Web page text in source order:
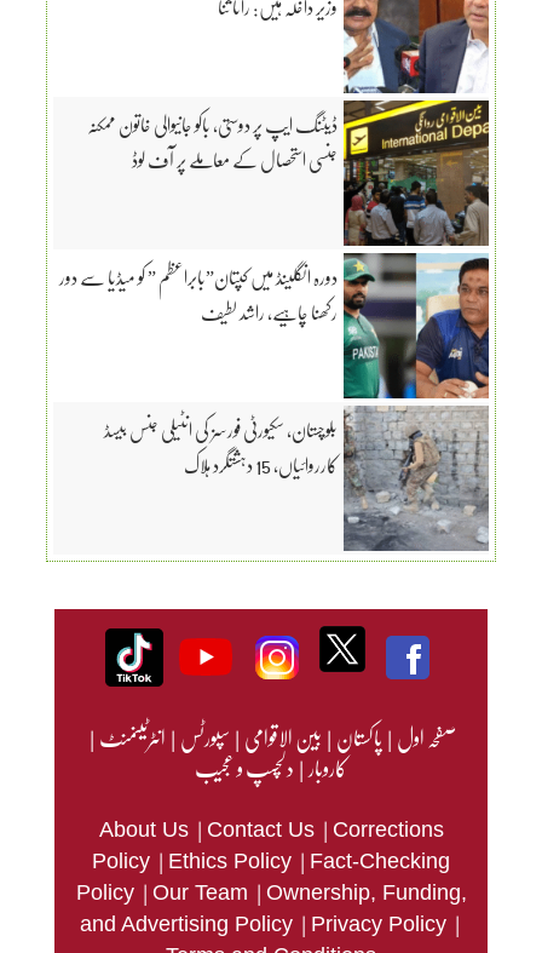
ڈیٹنگ ایپ پر دوستی، باکو جانیوالی خاتون ممکنہ
جنسی استحصال کے معاملے پر آف لوڈ
دورہ انگلینڈ میں کپتان”بابراعظم ” کو میڈیا سے دور
رکھنا چاہیے، راشد لطیف
بلوچستان، سکیورٹی فورسز کی انٹیلی جنس بیسڈ
کارروائیاں، 15 دہشتگرد ہلاک
صفحہ اول|پاکستان|بین الاقوامی|سپورٹس|انٹرٹینمنٹ|
کاروبار|دلچسپ و عجیب
About Us | Contact Us | Corrections
Policy | Ethics Policy | Fact-Checking
Policy | Our Team | Ownership, Funding,
and Advertising Policy | Privacy Policy |